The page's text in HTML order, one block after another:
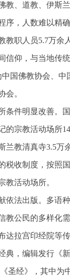
教、道教、伊斯
序，人数难以精
教职人员5.7万余
信仰，与当地传
中国佛教协会、
会。
条件明显改善。
的宗教活动场所
兰教清真寺3.5
税收制度，按照
教活动场所。
依法出版。多语
教公民的多样化
达拉宫印经院等
典，编辑发行《
圣经》，其中为